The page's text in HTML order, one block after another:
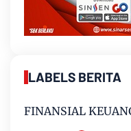
LABELS BERITA
FINANSIAL